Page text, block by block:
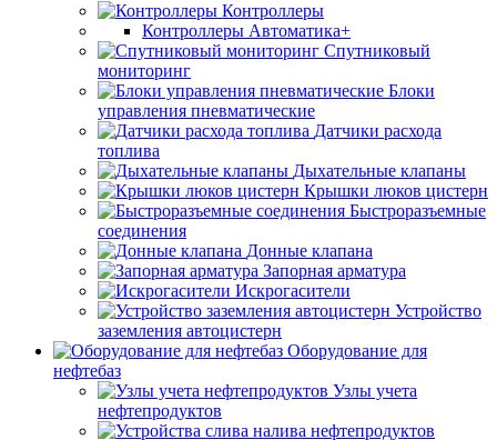
Контроллеры
Контроллеры Автоматика+
Спутниковый
мониторинг
Блоки
управления пневматические
Датчики расхода
топлива
Дыхательные клапаны
Крышки люков цистерн
Быстроразъемные
соединения
Донные клапана
Запорная арматура
Искрогасители
Устройство
заземления автоцистерн
Оборудование для
нефтебаз
Узлы учета
нефтепродуктов